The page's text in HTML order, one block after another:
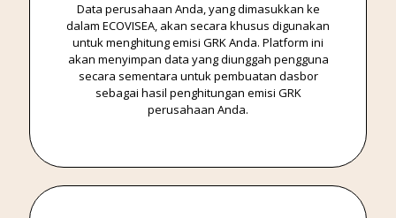
Data perusahaan Anda, yang dimasukkan ke
dalam ECOVISEA, akan secara khusus digunakan
untuk menghitung emisi GRK Anda. Platform ini
akan menyimpan data yang diunggah pengguna
secara sementara untuk pembuatan dasbor
sebagai hasil penghitungan emisi GRK
perusahaan Anda.